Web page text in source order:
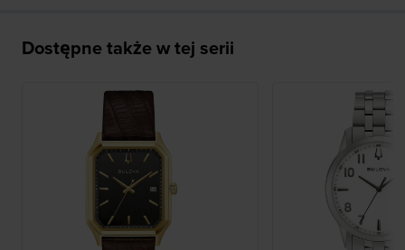
Dostępne także w tej serii